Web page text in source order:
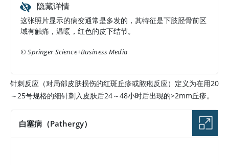
隐藏详情
这张照片显示的病变通常是多发的，其特征是下肢胫骨前区
域有触痛，温暖，红色的皮下结节。
© Springer Science+Business Media
针刺反应（对局部皮肤损伤的红斑丘疹或脓疱反应）定义为在用20
～25号规格的细针刺入皮肤后24～48小时后出现的>2mm丘疹。
白塞病（Pathergy）